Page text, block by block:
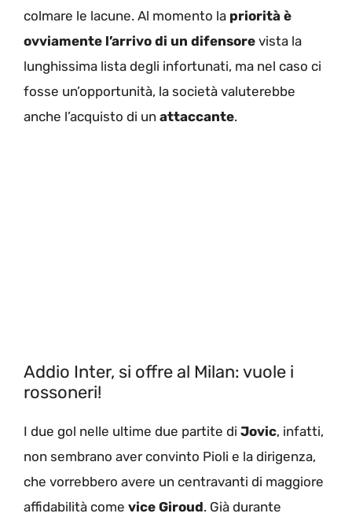
colmare le lacune. Al momento la priorità è
ovviamente l’arrivo di un difensore vista la
lunghissima lista degli infortunati, ma nel caso ci
fosse un’opportunità, la società valuterebbe
anche l’acquisto di un attaccante.
Addio Inter, si offre al Milan: vuole i
rossoneri!
I due gol nelle ultime due partite di Jovic, infatti,
non sembrano aver convinto Pioli e la dirigenza,
che vorrebbero avere un centravanti di maggiore
affidabilità come vice Giroud. Già durante